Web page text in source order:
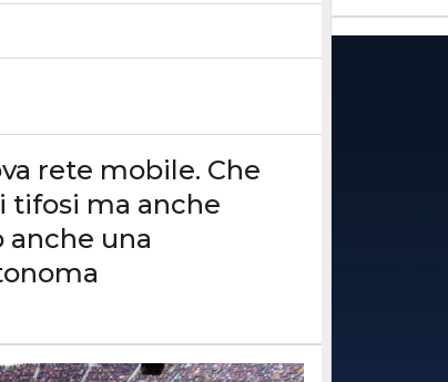
rete mobile. Che
tifosi ma anche
anche una